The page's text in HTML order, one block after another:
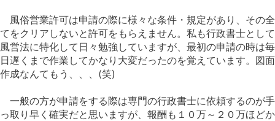
風俗営業許可は申請の際に様々な条件・規定があり、その全
てをクリアしないと許可をもらえません。私も行政書士として
風営法に特化して日々勉強していますが、最初の申請の時は毎
日遅くまで作業してかなり大変だったのを覚えています。図面
作成なんてもう、、、(笑)
一般の方が申請をする際は専門の行政書士に依頼するのが手
っ取り早く確実だと思いますが、報酬も１０万～２０万ほどか